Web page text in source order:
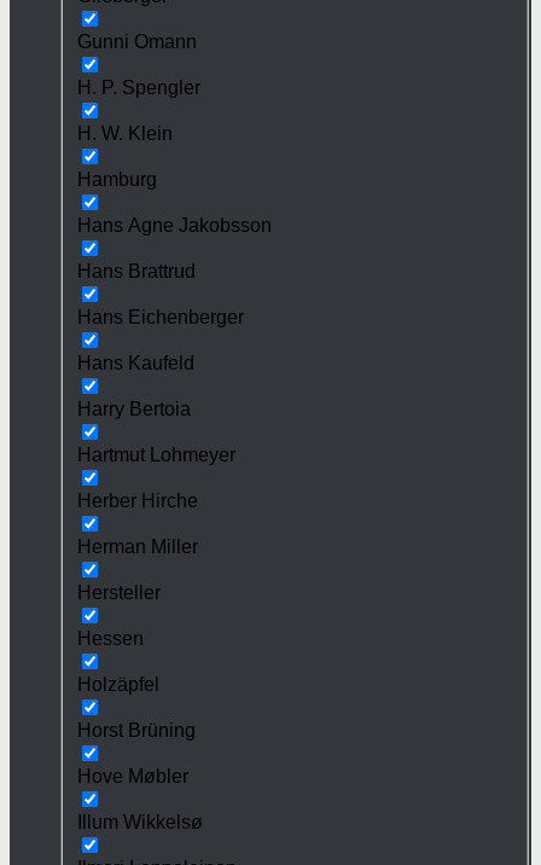
Gunni Omann
H. P. Spengler
H. W. Klein
Hamburg
Hans Agne Jakobsson
Hans Brattrud
Hans Eichenberger
Hans Kaufeld
Harry Bertoia
Hartmut Lohmeyer
Herber Hirche
Herman Miller
Hersteller
Hessen
Holzäpfel
Horst Brüning
Hove Møbler
Illum Wikkelsø